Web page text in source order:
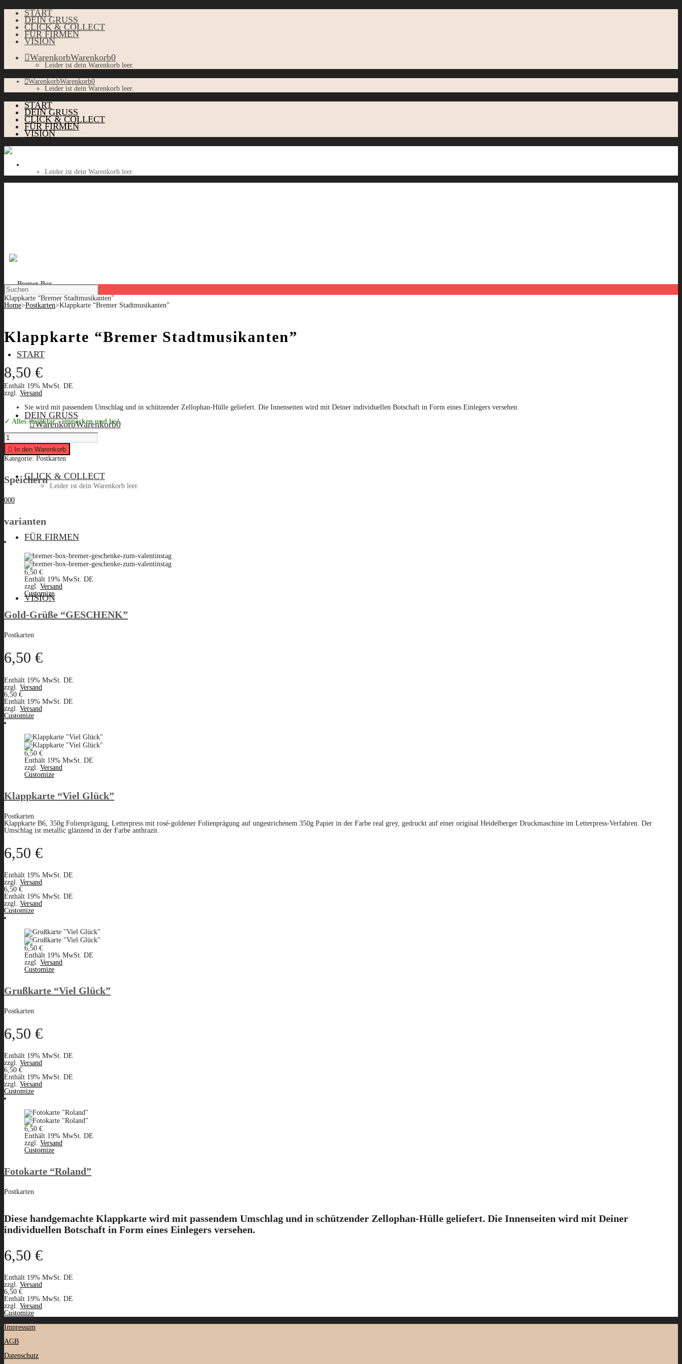
START
DEIN GRUSS
CLICK & COLLECT
FÜR FIRMEN
VISION
WarenkorbWarenkorb0
Leider ist dein Warenkorb leer.
WarenkorbWarenkorb0
Leider ist dein Warenkorb leer.
START
DEIN GRUSS
CLICK & COLLECT
FÜR FIRMEN
VISION
Leider ist dein Warenkorb leer.
START
DEIN GRUSS
CLICK & COLLECT
FÜR FIRMEN
VISION
WarenkorbWarenkorb0
Leider ist dein Warenkorb leer.
Klappkarte “Bremer Stadtmusikanten”
Home>Postkarten>Klappkarte “Bremer Stadtmusikanten”
Klappkarte “Bremer Stadtmusikanten”
8,50 €
Enthält 19% MwSt. DE
zzgl. Versand
Sie wird mit passendem Umschlag und in schützender Zellophan-Hülle geliefert. Die Innenseiten wird mit Deiner individuellen Botschaft in Form eines Einlegers versehen.
✓ Alles startklar - einpacken und los!
Klappkarte
"Bremer
Stadtmusikanten"
quantity
In den Warenkorb
Kategorie: Postkarten
Speichern
000
varianten
6,50 €
Enthält 19% MwSt. DE
zzgl. Versand
Customize
Gold-Grüße “GESCHENK”
Postkarten
6,50 €
Enthält 19% MwSt. DE
zzgl. Versand
6,50 €
Enthält 19% MwSt. DE
zzgl. Versand
Customize
6,50 €
Enthält 19% MwSt. DE
zzgl. Versand
Customize
Klappkarte “Viel Glück”
Postkarten
Klappkarte B6, 350g Folienprägung, Letterpress mit rosé-goldener Folienprägung auf ungestrichenem 350g Papier in der Farbe real grey, gedruckt auf einer original Heidelberger Druckmaschine im Letterpress-Verfahren. Der
Umschlag ist metallic glänzend in der Farbe anthrazit.
6,50 €
Enthält 19% MwSt. DE
zzgl. Versand
6,50 €
Enthält 19% MwSt. DE
zzgl. Versand
Customize
6,50 €
Enthält 19% MwSt. DE
zzgl. Versand
Customize
Grußkarte “Viel Glück”
Postkarten
6,50 €
Enthält 19% MwSt. DE
zzgl. Versand
6,50 €
Enthält 19% MwSt. DE
zzgl. Versand
Customize
6,50 €
Enthält 19% MwSt. DE
zzgl. Versand
Customize
Fotokarte “Roland”
Postkarten
Diese handgemachte Klappkarte wird mit passendem Umschlag und in schützender Zellophan-Hülle geliefert. Die Innenseiten wird mit Deiner
individuellen Botschaft in Form eines Einlegers versehen.
6,50 €
Enthält 19% MwSt. DE
zzgl. Versand
6,50 €
Enthält 19% MwSt. DE
zzgl. Versand
Customize
Impressum
AGB
Datenschutz